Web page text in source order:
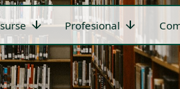
arrow_downward Profesional arrow_downward